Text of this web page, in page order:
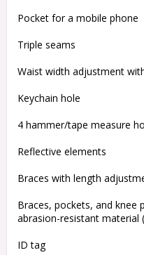
Pocket for a mobile phone
Triple seams
Waist width adjustment
Keychain hole
4 hammer/tape measure
Reflective elements
Braces with length
Braces, pockets, and knee
abrasion-resistant material
ID tag